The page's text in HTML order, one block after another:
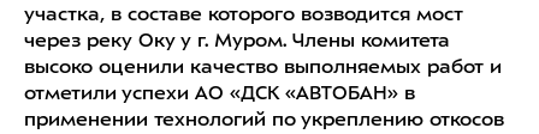
участка, в составе которого возводится мост
через реку Оку у г. Муром. Члены комитета
высоко оценили качество выполняемых работ и
отметили успехи АО «ДСК «АВТОБАН» в
применении технологий по укреплению откосов